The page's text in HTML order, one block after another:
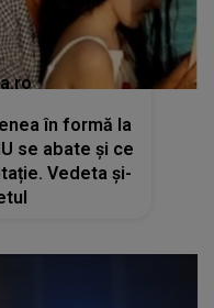
în formă la
se abate și ce
Vedeta și-